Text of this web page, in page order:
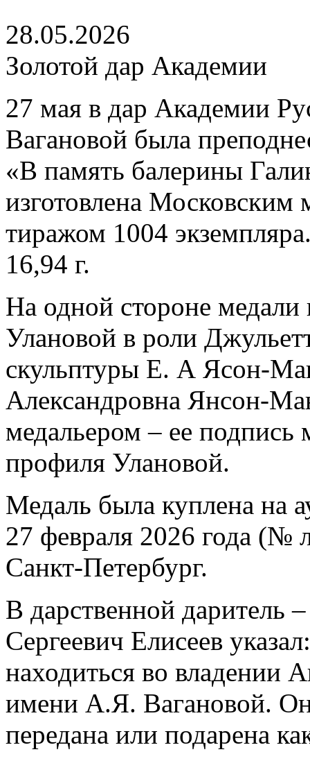
28.05.2026
Золотой дар Академии
27 мая в дар Академии
Вагановой была
«В память балерины
изготовлена
тиражом 1004
16,94 г.
На одной стороне
Улановой в роли
скульптуры Е. А Ясон-
Александровна Янсон-
медальером – ее подпись
профиля Улановой.
Медаль была куплена на
27 февраля 2026 года (№
Санкт-Петербург.
В дарственной даритель
Сергеевич Елисеев
находиться во владении
имени А.Я. Вагановой.
передана или подарена